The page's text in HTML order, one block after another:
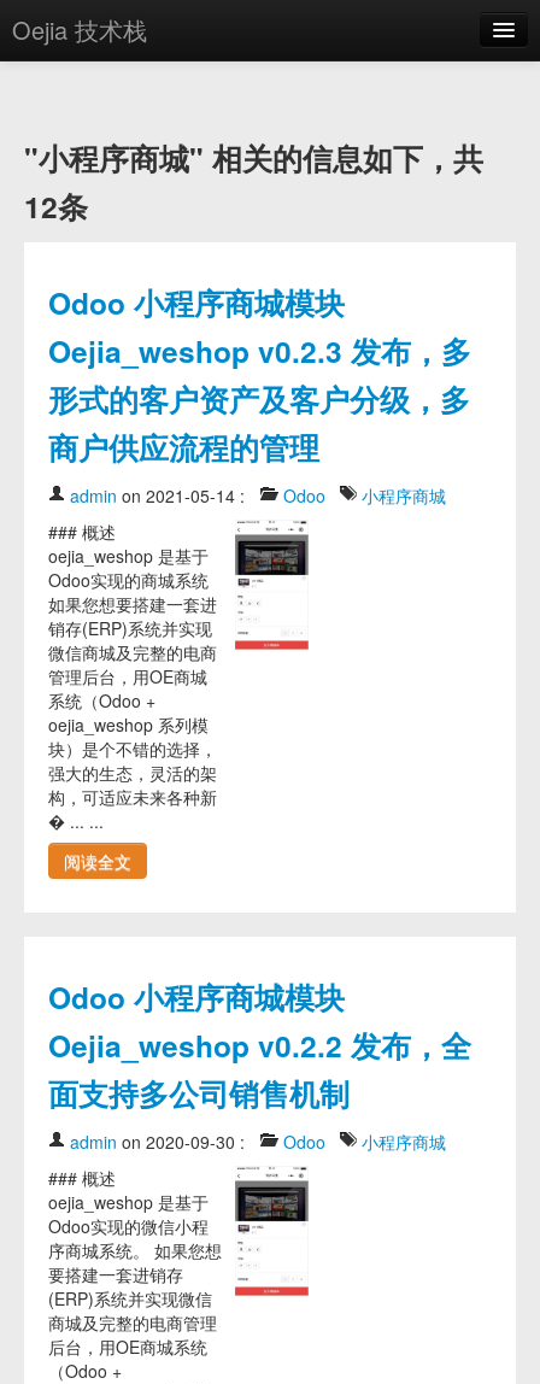
Oejia 技术栈
方案
OE学院
关于
编辑器
"小程序商城" 相关的信息如下，共
12条
Odoo 小程序商城模块
Oejia_weshop v0.2.3 发布，多
形式的客户资产及客户分级，多
商户供应流程的管理
admin on 2021-05-14 : Odoo
小程序商城
### 概述
oejia_weshop 是基于
Odoo实现的商城系统
如果您想要搭建一套进
销存(ERP)系统并实现
微信商城及完整的电商
管理后台，用OE商城
系统（Odoo +
oejia_weshop 系列模
块）是个不错的选择，
强大的生态，灵活的架
构，可适应未来各种新
� ... ...
阅读全文
Odoo 小程序商城模块
Oejia_weshop v0.2.2 发布，全
面支持多公司销售机制
admin on 2020-09-30 : Odoo
小程序商城
### 概述
oejia_weshop 是基于
Odoo实现的微信小程
序商城系统。 如果您想
要搭建一套进销存
(ERP)系统并实现微信
商城及完整的电商管理
后台，用OE商城系统
（Odoo +